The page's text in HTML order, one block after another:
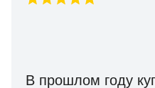
В прошлом году